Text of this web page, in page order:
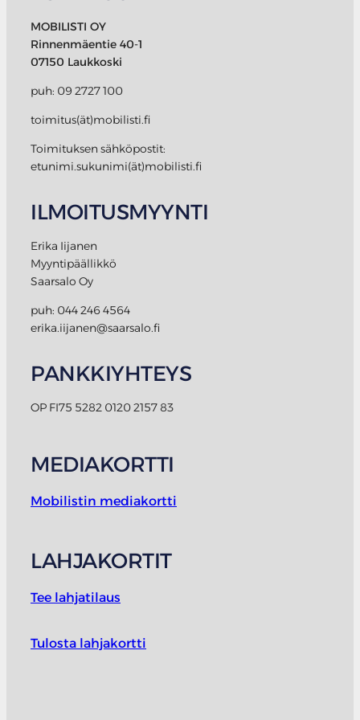
MOBILISTI OY
Rinnenmäentie 40-1
07150 Laukkoski
puh: 09 2727 100
toimitus(ät)mobilisti.fi
Toimituksen sähköpostit:
etunimi.sukunimi(ät)mobilisti.fi
ILMOITUSMYYNTI
Erika Iijanen
Myyntipäällikkö
Saarsalo Oy
puh: 044 246 4564
erika.iijanen@saarsalo.fi
PANKKIYHTEYS
OP FI75 5282 0120 2157 83
MEDIAKORTTI
Mobilistin mediakortti
LAHJAKORTIT
Tee lahjatilaus
Tulosta lahjakortti